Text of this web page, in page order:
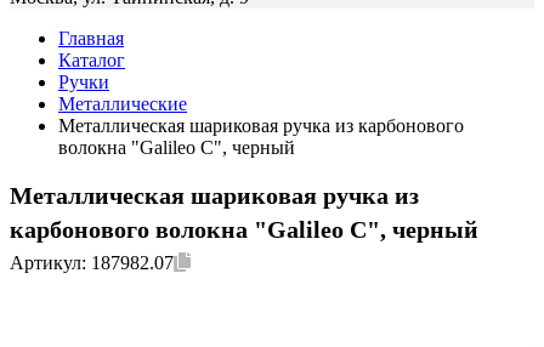
Главная
Каталог
Ручки
Металлические
Металлическая шариковая ручка из карбонового
волокна "Galileo C", черный
Металлическая шариковая ручка из
карбонового волокна "Galileo C", черный
Артикул: 187982.07